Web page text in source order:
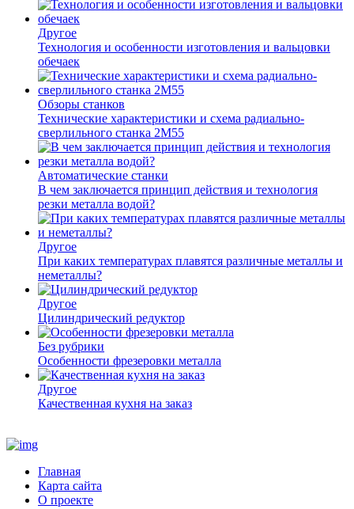
Другое
Технология и особенности изготовления и вальцовки
обечаек
Обзоры станков
Технические характеристики и схема радиально-
сверлильного станка 2М55
Автоматические станки
В чем заключается принцип действия и технология
резки металла водой?
Другое
При каких температурах плавятся различные металлы и
неметаллы?
Другое
Цилиндрический редуктор
Без рубрики
Особенности фрезеровки металла
Другое
Качественная кухня на заказ
Главная
Карта сайта
О проекте